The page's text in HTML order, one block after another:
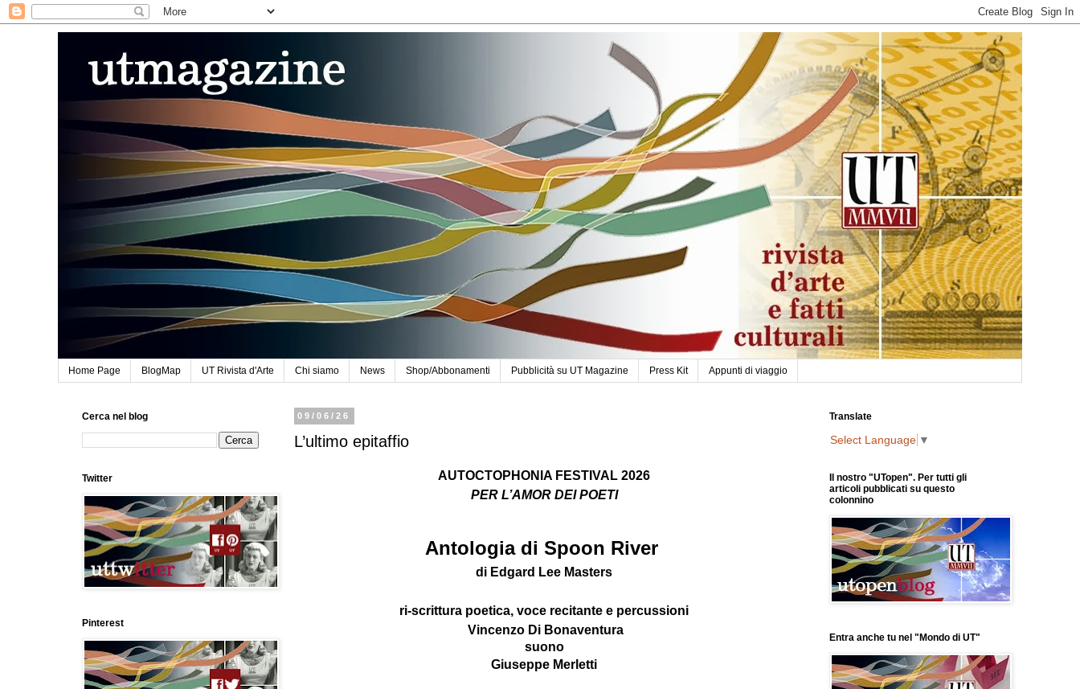
Home Page BlogMap UT Rivista d'Arte Chi siamo News Shop/Abbonamenti Pubblicità su UT Magazine Press Kit Appunti di viaggio
09/06/26
L’ultimo epitaffio
AUTOCTOPHONIA FESTIVAL 2026
PER L’AMOR DEI POETI
Antologia di Spoon River
di Edgard Lee Masters
ri-scrittura poetica, voce recitante e percussioni
Vincenzo Di Bonaventura
suono
Giuseppe Merletti
Cerca nel blog
Twitter
Pinterest
Translate
Select Language ▼
Il nostro "UTopen". Per tutti gli
articoli pubblicati su questo
colonnino
Entra anche tu nel "Mondo di UT"